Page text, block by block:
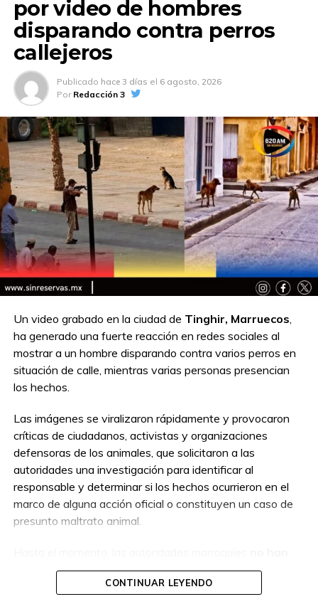
por video de hombres
disparando contra perros
callejeros
Publicado hace 3 días el 6 agosto, 2026
Por Redacción 3
Un video grabado en la ciudad de Tinghir, Marruecos,
ha generado una fuerte reacción en redes sociales al
mostrar a un hombre disparando contra varios perros en
situación de calle, mientras varias personas presencian
los hechos.
Las imágenes se viralizaron rápidamente y provocaron
críticas de ciudadanos, activistas y organizaciones
defensoras de los animales, que solicitaron a las
autoridades una investigación para identificar al
responsable y determinar si los hechos ocurrieron en el
marco de alguna acción oficial o constituyen un caso de
presunto maltrato animal.
confirmadosi la persona que aparece en el video
actuaba como parte de un operativo autorizado o por
CONTINUAR LEYENDO